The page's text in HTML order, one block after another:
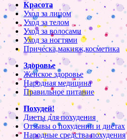
Красота
Уход за лицом
Уход за телом
Уход за волосами
Уход за ногтями
Прическа,макияж,косметика
Здоровье
Женское здоровье
Народная медицина
Правильное питание
Похудей!
Диеты для похудения
Отзывы о похудении и диетах
Народные средства похудения